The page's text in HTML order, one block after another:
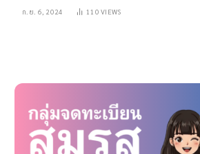
ก.ย. 6, 2024 110VIEWS